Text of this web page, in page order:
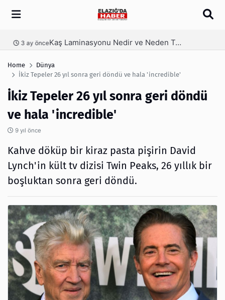
Arama
Kaş Laminasyonu Nedir ve Neden Tercih Edilir?
Home
Dünya
İkiz Tepeler 26 yıl sonra geri döndü ve hala 'incredible'
İkiz Tepeler 26 yıl sonra geri döndü
ve hala 'incredible'
9 yıl önce
Kahve döküp bir kiraz pasta pişirin David
Lynch'in kült tv dizisi Twin Peaks, 26 yıllık bir
boşluktan sonra geri döndü.